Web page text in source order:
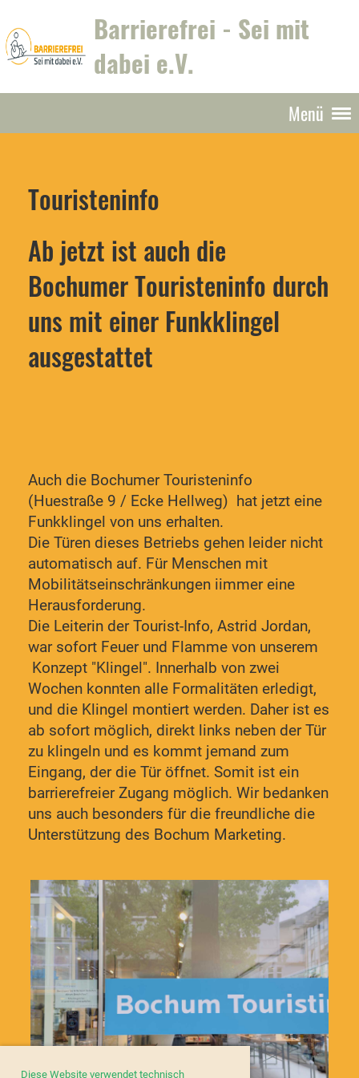
Diese Website verwendet technisch
Barrierefrei - Sei mit
dabei e.V.
Menü
Touristeninfo
Ab jetzt ist auch die
Bochumer Touristeninfo durch
uns mit einer Funkklingel
ausgestattet
Auch die Bochumer Touristeninfo
(Huestraße 9 / Ecke Hellweg) hat jetzt eine
Funkklingel von uns erhalten.
Die Türen dieses Betriebs gehen leider nicht
automatisch auf. Für Menschen mit
Mobilitätseinschränkungen iimmer eine
Herausforderung.
Die Leiterin der Tourist-Info, Astrid Jordan,
war sofort Feuer und Flamme von unserem
Konzept "Klingel". Innerhalb von zwei
Wochen konnten alle Formalitäten erledigt,
und die Klingel montiert werden. Daher ist es
ab sofort möglich, direkt links neben der Tür
zu klingeln und es kommt jemand zum
Eingang, der die Tür öffnet. Somit ist ein
barrierefreier Zugang möglich. Wir bedanken
uns auch besonders für die freundliche die
Unterstützung des Bochum Marketing.